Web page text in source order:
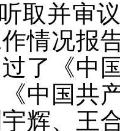
取并审
情况报
了《中
中国共
辉、王